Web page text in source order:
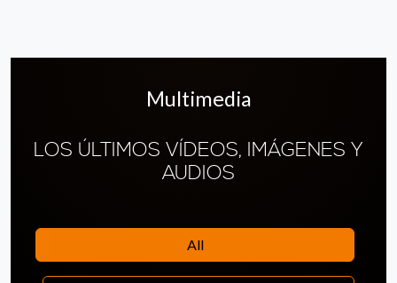
Multimedia
LOS ÚLTIMOS VÍDEOS, IMÁGENES Y
AUDIOS
All